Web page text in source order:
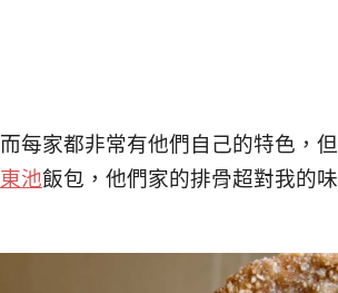
而每家都非常有他們自己的特色，
東池飯包，他們家的排骨超對我的